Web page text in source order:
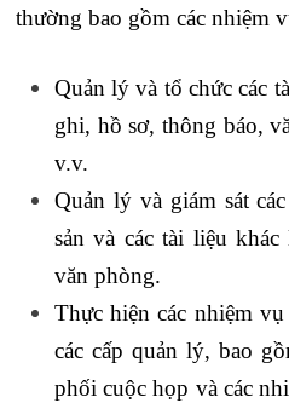
thường bao gồm các nhiệm
Quản lý và tổ chức các
ghi, hồ sơ, thông báo,
v.v.
Quản lý và giám sát
sản và các tài liệu
văn phòng.
Thực hiện các nhiệm
các cấp quản lý, bao
phối cuộc họp và các